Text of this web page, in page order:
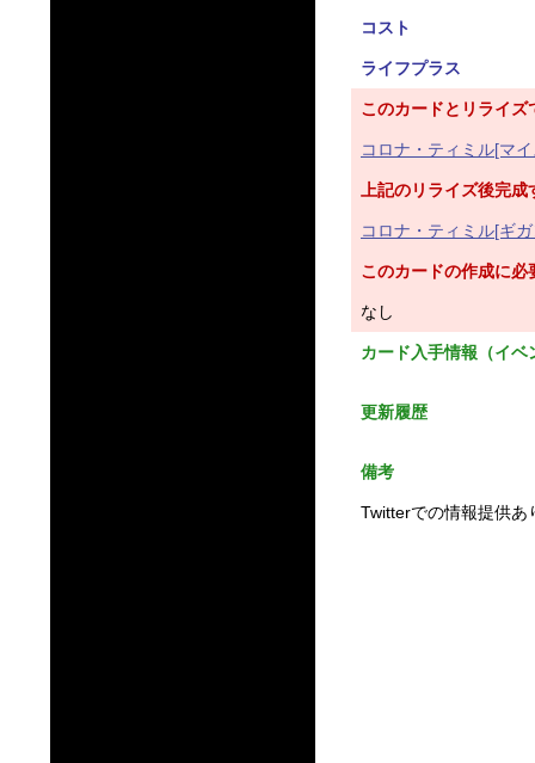
コスト
ライフプラス
このカードとリライズ
コロナ・ティミル[マ
上記のリライズ後完
コロナ・ティミル[ギ
このカードの作成に必
なし
カード入手情報（イ
更新履歴
備考
Twitterでの情報提供あ